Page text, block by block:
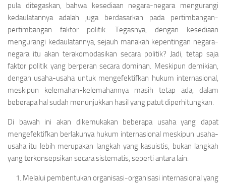
pula ditegaskan, bahwa kesediaan negara­-negara mengurangi
kedaulatannya adalah juga berdasarkan pada pertimbangan-
pertimbangan faktor politik. Tegasnya, dengan kesediaan
mengurangi kedaulatannya, sejauh manakah kepentingan negara-
negara itu akan terakomo­dasikan secara politik? Jadi, tetap saja
faktor politik yang berperan secara dominan. Meskipun demikian,
dengan usaha-usaha untuk mengefektifkan hukum internasional,
meskipun kelemahan-kelemahannya masih tetap ada, dalam
beberapa hal sudah menunjukkan hasil yang patut diper­hitungkan.
Di bawah ini akan dikemukakan beberapa usaha yang dapat
mengefektifkan berlakunya hukum internasional meskipun usaha-
usaha itu lebih merupakan langkah yang kasuistis, bukan langkah
yang terkonsepsikan secara sistematis, seperti antara lain:
Melalui pembentukan organisasi-organisasi internasional yang